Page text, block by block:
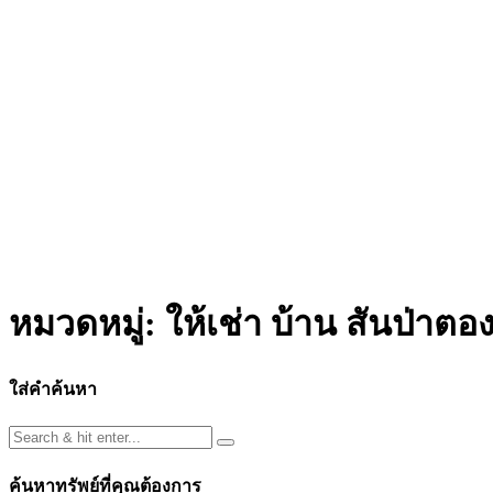
หมวดหมู่: ให้เช่า บ้าน สันป่าตอ
ใส่คำค้นหา
ค้นหาทรัพย์ที่คุณต้องการ